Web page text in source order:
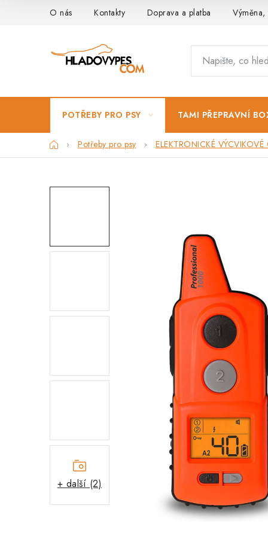
O nás Kontakty Doprava a platba
POTŘEBY PRO PSY TAMI PŘEPRAVNÍ
DomůPotřeby pro psy ELEKTRONICKÉ VÝCVIKOVÉ
+ další (2)